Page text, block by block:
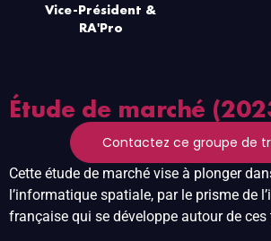
Vice-Président &
RA'Pro
Étude de marché
Contactez ce groupe de
Cette étude de marché vise à plonger
l’informatique spatiale, par le prisme de
française qui se développe autour de